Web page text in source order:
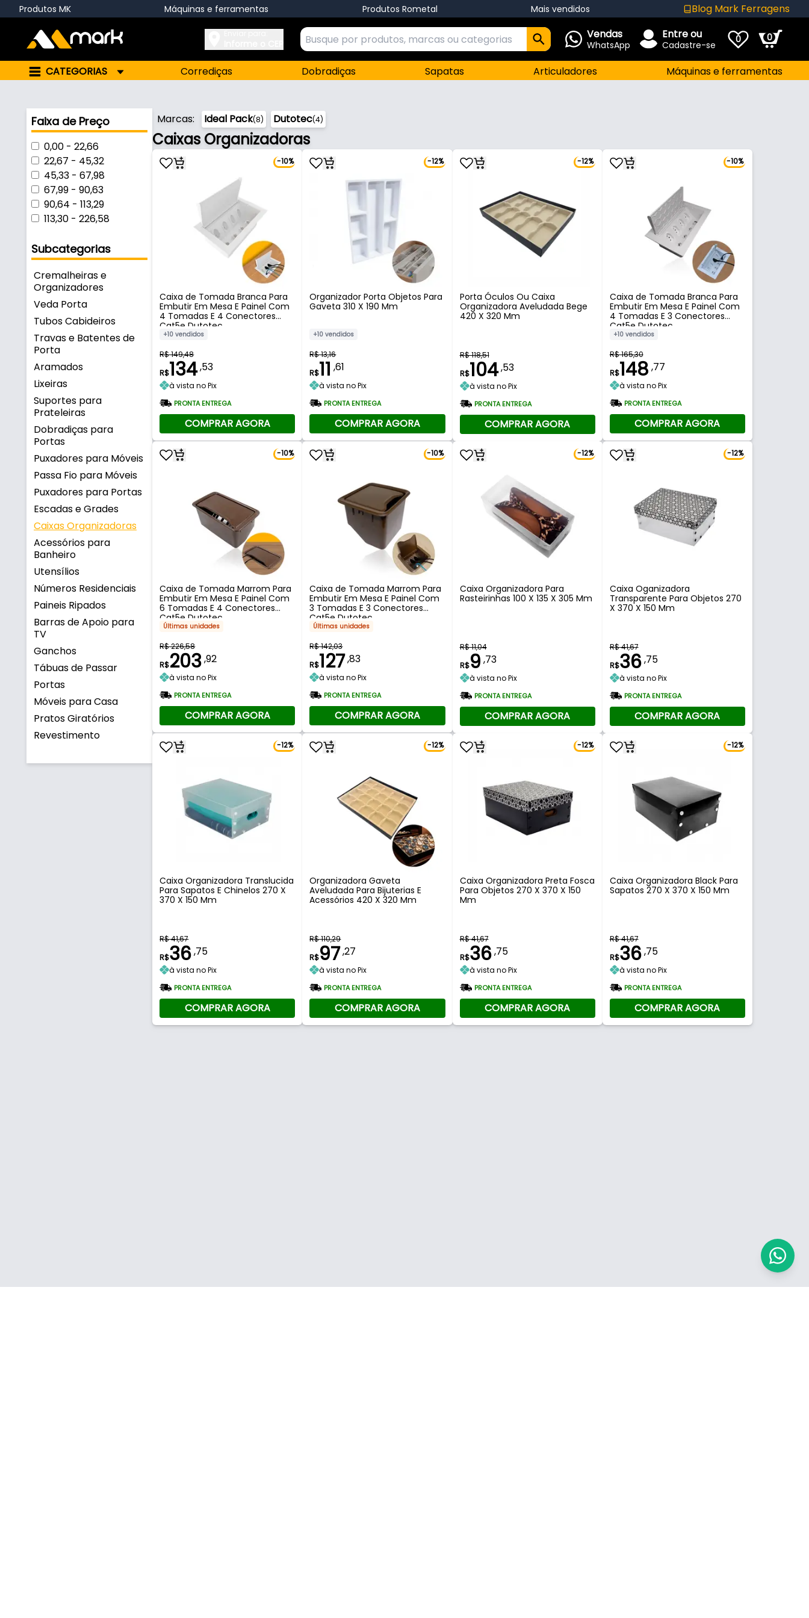
Produtos MK Máquinas e ferramentas Produtos Rometal Mais vendidos Blog Mark Ferragens
Vendas
WhatsApp
Entre ou
Cadastre-se 0 0
CATEGORIAS Corrediças Dobradiças Sapatas Articuladores Máquinas e ferramentas
Faixa de Preço
0,00 - 22,66
22,67 - 45,32
45,33 - 67,98
67,99 - 90,63
90,64 - 113,29
113,30 - 226,58
Subcategorias
Cremalheiras e
Organizadores
Veda Porta
Tubos Cabideiros
Travas e Batentes de
Porta
Aramados
Lixeiras
Suportes para
Prateleiras
Dobradiças para
Portas
Puxadores para Móveis
Passa Fio para Móveis
Puxadores para Portas
Escadas e Grades
Caixas Organizadoras
Acessórios para
Banheiro
Utensílios
Números Residenciais
Paineis Ripados
Barras de Apoio para
TV
Ganchos
Tábuas de Passar
Portas
Móveis para Casa
Pratos Giratórios
Revestimento
Marcas: Ideal Pack(8) Dutotec(4)
Caixas Organizadoras
-10%
Caixa de Tomada Branca Para
Embutir Em Mesa E Painel Com
4 Tomadas E 4 Conectores
Cat5e Dutotec
+10 vendidos
R$ 149,48
R$134,53
à vista no Pix
PRONTA ENTREGA
COMPRAR AGORA
-12%
Organizador Porta Objetos Para
Gaveta 310 X 190 Mm
+10 vendidos
R$ 13,16
R$11 ,61
à vista no Pix
PRONTA ENTREGA
COMPRAR AGORA
-12%
Porta Óculos Ou Caixa
Organizadora Aveludada Bege
420 X 320 Mm
R$ 118,51
R$104,53
à vista no Pix
PRONTA ENTREGA
COMPRAR AGORA
-10%
Caixa de Tomada Branca Para
Embutir Em Mesa E Painel Com
4 Tomadas E 3 Conectores
Cat5e Dutotec
+10 vendidos
R$ 165,30
R$148 ,77
à vista no Pix
PRONTA ENTREGA
COMPRAR AGORA
-10%
Caixa de Tomada Marrom Para
Embutir Em Mesa E Painel Com
6 Tomadas E 4 Conectores
Cat5e Dutotec
Últimas unidades
R$ 226,58
R$203,92
à vista no Pix
PRONTA ENTREGA
COMPRAR AGORA
-10%
Caixa de Tomada Marrom Para
Embutir Em Mesa E Painel Com
3 Tomadas E 3 Conectores
Cat5e Dutotec
Últimas unidades
R$ 142,03
R$127,83
à vista no Pix
PRONTA ENTREGA
COMPRAR AGORA
-12%
Caixa Organizadora Para
Rasteirinhas 100 X 135 X 305 Mm
R$ 11,04
R$9 ,73
à vista no Pix
PRONTA ENTREGA
COMPRAR AGORA
-12%
Caixa Oganizadora
Transparente Para Objetos 270
X 370 X 150 Mm
R$ 41,67
R$36,75
à vista no Pix
PRONTA ENTREGA
COMPRAR AGORA
-12%
Caixa Organizadora Translucida
Para Sapatos E Chinelos 270 X
370 X 150 Mm
R$ 41,67
R$36,75
à vista no Pix
PRONTA ENTREGA
COMPRAR AGORA
-12%
Organizadora Gaveta
Aveludada Para Bijuterias E
Acessórios 420 X 320 Mm
R$ 110,29
R$97,27
à vista no Pix
PRONTA ENTREGA
COMPRAR AGORA
-12%
Caixa Organizadora Preta Fosca
Para Objetos 270 X 370 X 150
Mm
R$ 41,67
R$36,75
à vista no Pix
PRONTA ENTREGA
COMPRAR AGORA
-12%
Caixa Organizadora Black Para
Sapatos 270 X 370 X 150 Mm
R$ 41,67
R$36,75
à vista no Pix
PRONTA ENTREGA
COMPRAR AGORA